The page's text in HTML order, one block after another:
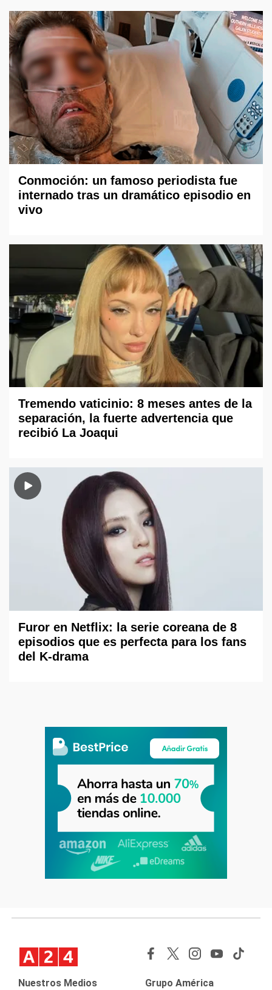
Conmoción: un famoso periodista fue
internado tras un dramático episodio en
vivo
Tremendo vaticinio: 8 meses antes de la
separación, la fuerte advertencia que
recibió La Joaqui
Furor en Netflix: la serie coreana de 8
episodios que es perfecta para los fans
del K-drama
Nuestros Medios Grupo América